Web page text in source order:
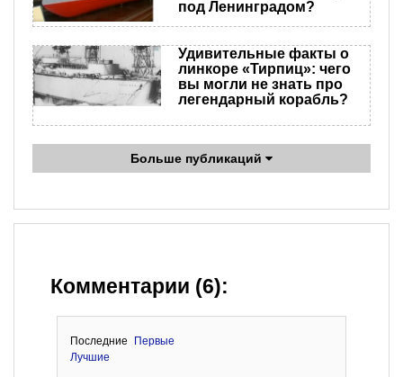
под Ленинградом?
Удивительные факты о
линкоре «Тирпиц»: чего
вы могли не знать про
легендарный корабль?
Больше публикаций
Комментарии (6):
Последние
Первые
Лучшие